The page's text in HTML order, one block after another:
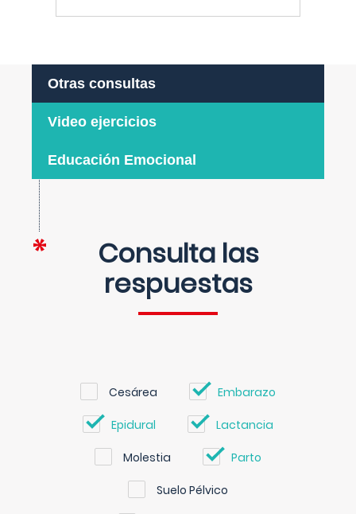
Otras consultas
Video ejercicios
Educación Emocional
Consulta las
respuestas
Cesárea Embarazo
Epidural Lactancia
Molestia Parto
Suelo Pélvico